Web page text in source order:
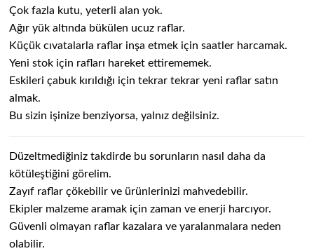
Çok fazla kutu, yeterli alan yok.
Ağır yük altında bükülen ucuz raflar.
Küçük cıvatalarla raflar inşa etmek için saatler harcamak.
Yeni stok için rafları hareket ettirememek.
Eskileri çabuk kırıldığı için tekrar tekrar yeni raflar satın
almak.
Bu sizin işinize benziyorsa, yalnız değilsiniz.
Düzeltmediğiniz takdirde bu sorunların nasıl daha da
kötüleştiğini görelim.
Zayıf raflar çökebilir ve ürünlerinizi mahvedebilir.
Ekipler malzeme aramak için zaman ve enerji harcıyor.
Güvenli olmayan raflar kazalara ve yaralanmalara neden
olabilir.